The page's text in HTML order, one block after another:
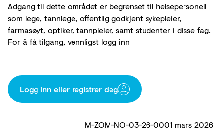
Adgang til dette området er begrenset til helsepersonell
som lege, tannlege, offentlig godkjent sykepleier,
farmasøyt, optiker, tannpleier, samt studenter i disse fag.
For å få tilgang, vennligst logg inn
Logg inn eller registrer deg
M-ZOM-NO-03-26-0001 mars 2026